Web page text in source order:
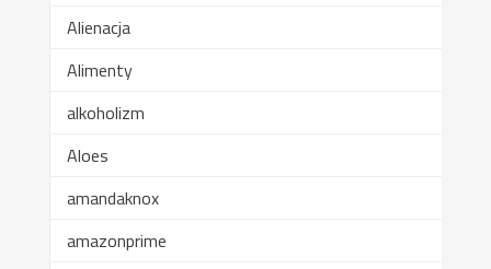
Alienacja
Alimenty
alkoholizm
Aloes
amandaknox
amazonprime